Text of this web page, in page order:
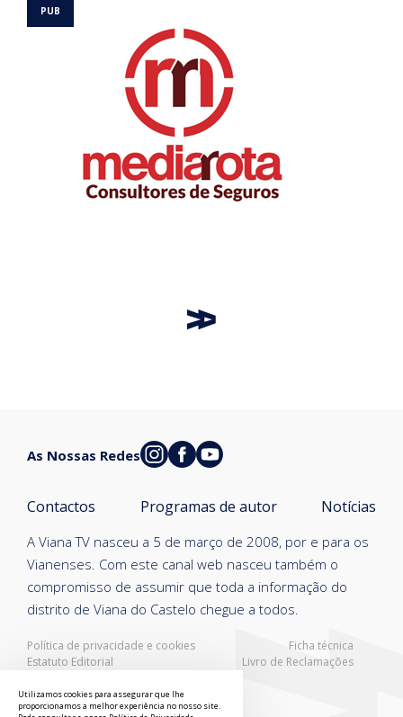
Política de privacidade e cookies
Ficha técnica
Estatuto Editorial
Livro de Reclamações
A Viana TV nasceu a 5 de março de 2008, por e para os
Vianenses. Com este canal web nasceu também o
compromisso de assumir que toda a informação do
distrito de Viana do Castelo chegue a todos.
Contactos Programas de autor Notícias
As Nossas Redes
Utilizamos cookies para assegurar que lhe
proporcionamos a melhor experiência no nosso site.